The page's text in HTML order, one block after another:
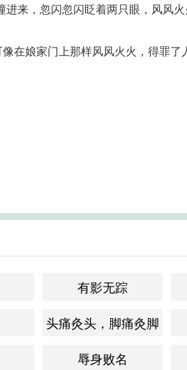
来，忽闪忽闪眨着两只眼，风风火
在娘家门上那样风风火火，得罪了
有影无踪
头痛灸头，脚痛灸脚
辱身败名